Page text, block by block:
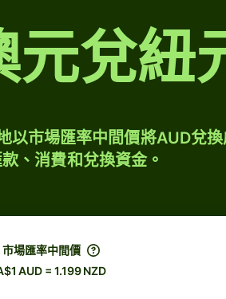
元兌紐
以市場匯率中間價將AUD兌
、消費和兌換資金。
市場匯率中間價
AUD = 1.199 NZD